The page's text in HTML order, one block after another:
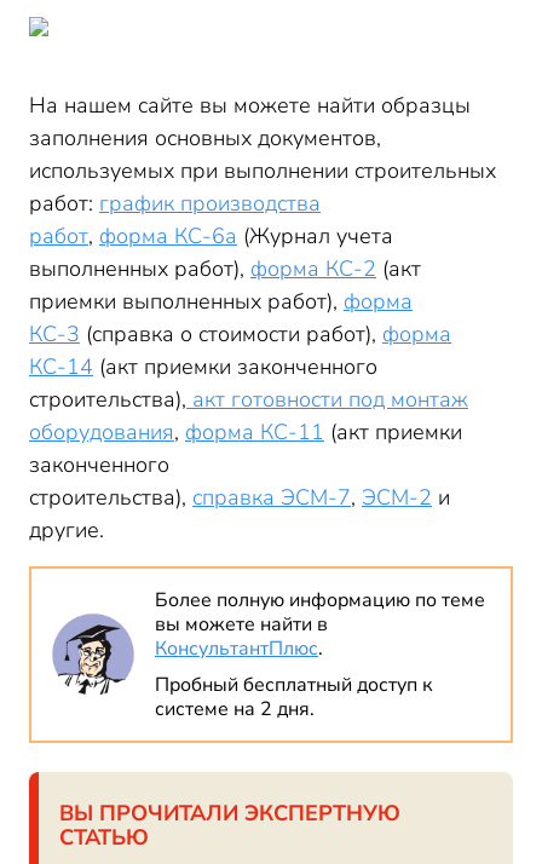
На нашем сайте вы можете найти образцы
заполнения основных документов,
используемых при выполнении строительных
работ: график производства
работ, форма КС-6а (Журнал учета
выполненных работ), форма КС-2 (акт
приемки выполненных работ), форма
КС-3 (справка о стоимости работ), форма
КС-14 (акт приемки законченного
строительства), акт готовности под монтаж
оборудования, форма КС-11 (акт приемки
законченного
строительства), справка ЭСМ-7, ЭСМ-2 и
другие.
Более полную информацию по теме
вы можете найти в
КонсультантПлюс.
Пробный бесплатный доступ к
системе на 2 дня.
ВЫ ПРОЧИТАЛИ ЭКСПЕРТНУЮ
СТАТЬЮ